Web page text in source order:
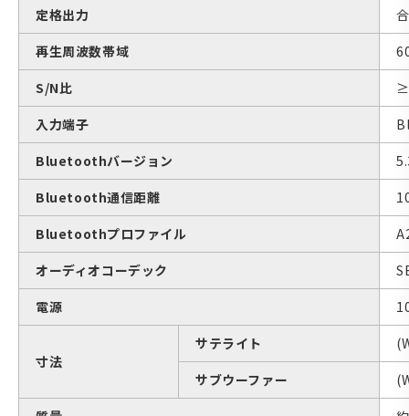
定格出力
再生周波数帯域
S/N比
入力端子
Bluetoothバージョン
Bluetooth通信距離
Bluetoothプロファイル
オーディオコーデック
電源
寸法
サテライト
サブウーファー